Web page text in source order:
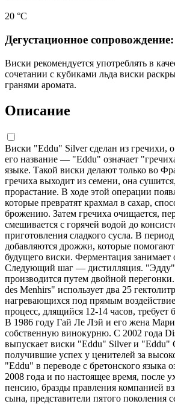
20 °С
Дегустационное сопровождение:
Виски рекомендуется употреблять в
сочетании с кубиками льда виски
гранями аромата.
Описание
Виски "Eddu" Silver сделан из гречихи,
его название — "Eddu" означает
языке. Такой виски делают только во
гречиха выходит из семени, она
прорастание. В ходе этой операции
которые превратят крахмал в сахар,
брожению. Затем гречиха очищается,
смешивается с горячей водой до
приготовления сладкого сусла. В
добавляются дрожжи, которые
будущего виски. Ферментация занимает
Следующий шаг — дистилляция.
производится путем двойной
des Menhirs" использует два 25
нагревающихся под прямым
процесс, длящийся 12-14 часов, требует
В 1986 году Гай Ле Лэй и его жена
собственную винокурню. С 2002 года
выпускает виски "Eddu" Silver и "Eddu"
получившие успех у ценителей за
"Eddu" в переводе с бретонского языка
2008 года и по настоящее время, после
пенсию, бразды правления компанией
сына, представители пятого